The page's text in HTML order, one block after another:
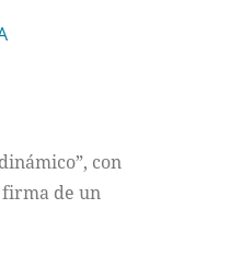
con
firma de un